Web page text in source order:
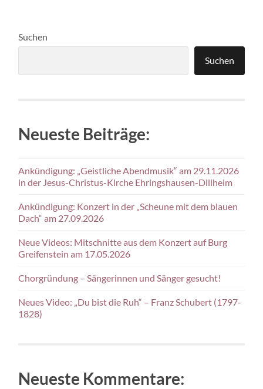
Suchen
Suchen
Neueste Beiträge:
Ankündigung: „Geistliche Abendmusik“ am 29.11.2026
in der Jesus-Christus-Kirche Ehringshausen-Dillheim
Ankündigung: Konzert in der „Scheune mit dem blauen
Dach“ am 27.09.2026
Neue Videos: Mitschnitte aus dem Konzert auf Burg
Greifenstein am 17.05.2026
Chorgründung – Sängerinnen und Sänger gesucht!
Neues Video: „Du bist die Ruh“ – Franz Schubert (1797-
1828)
Neueste Kommentare: